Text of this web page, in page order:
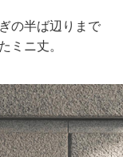
の半ば辺りまで
ミニ丈。